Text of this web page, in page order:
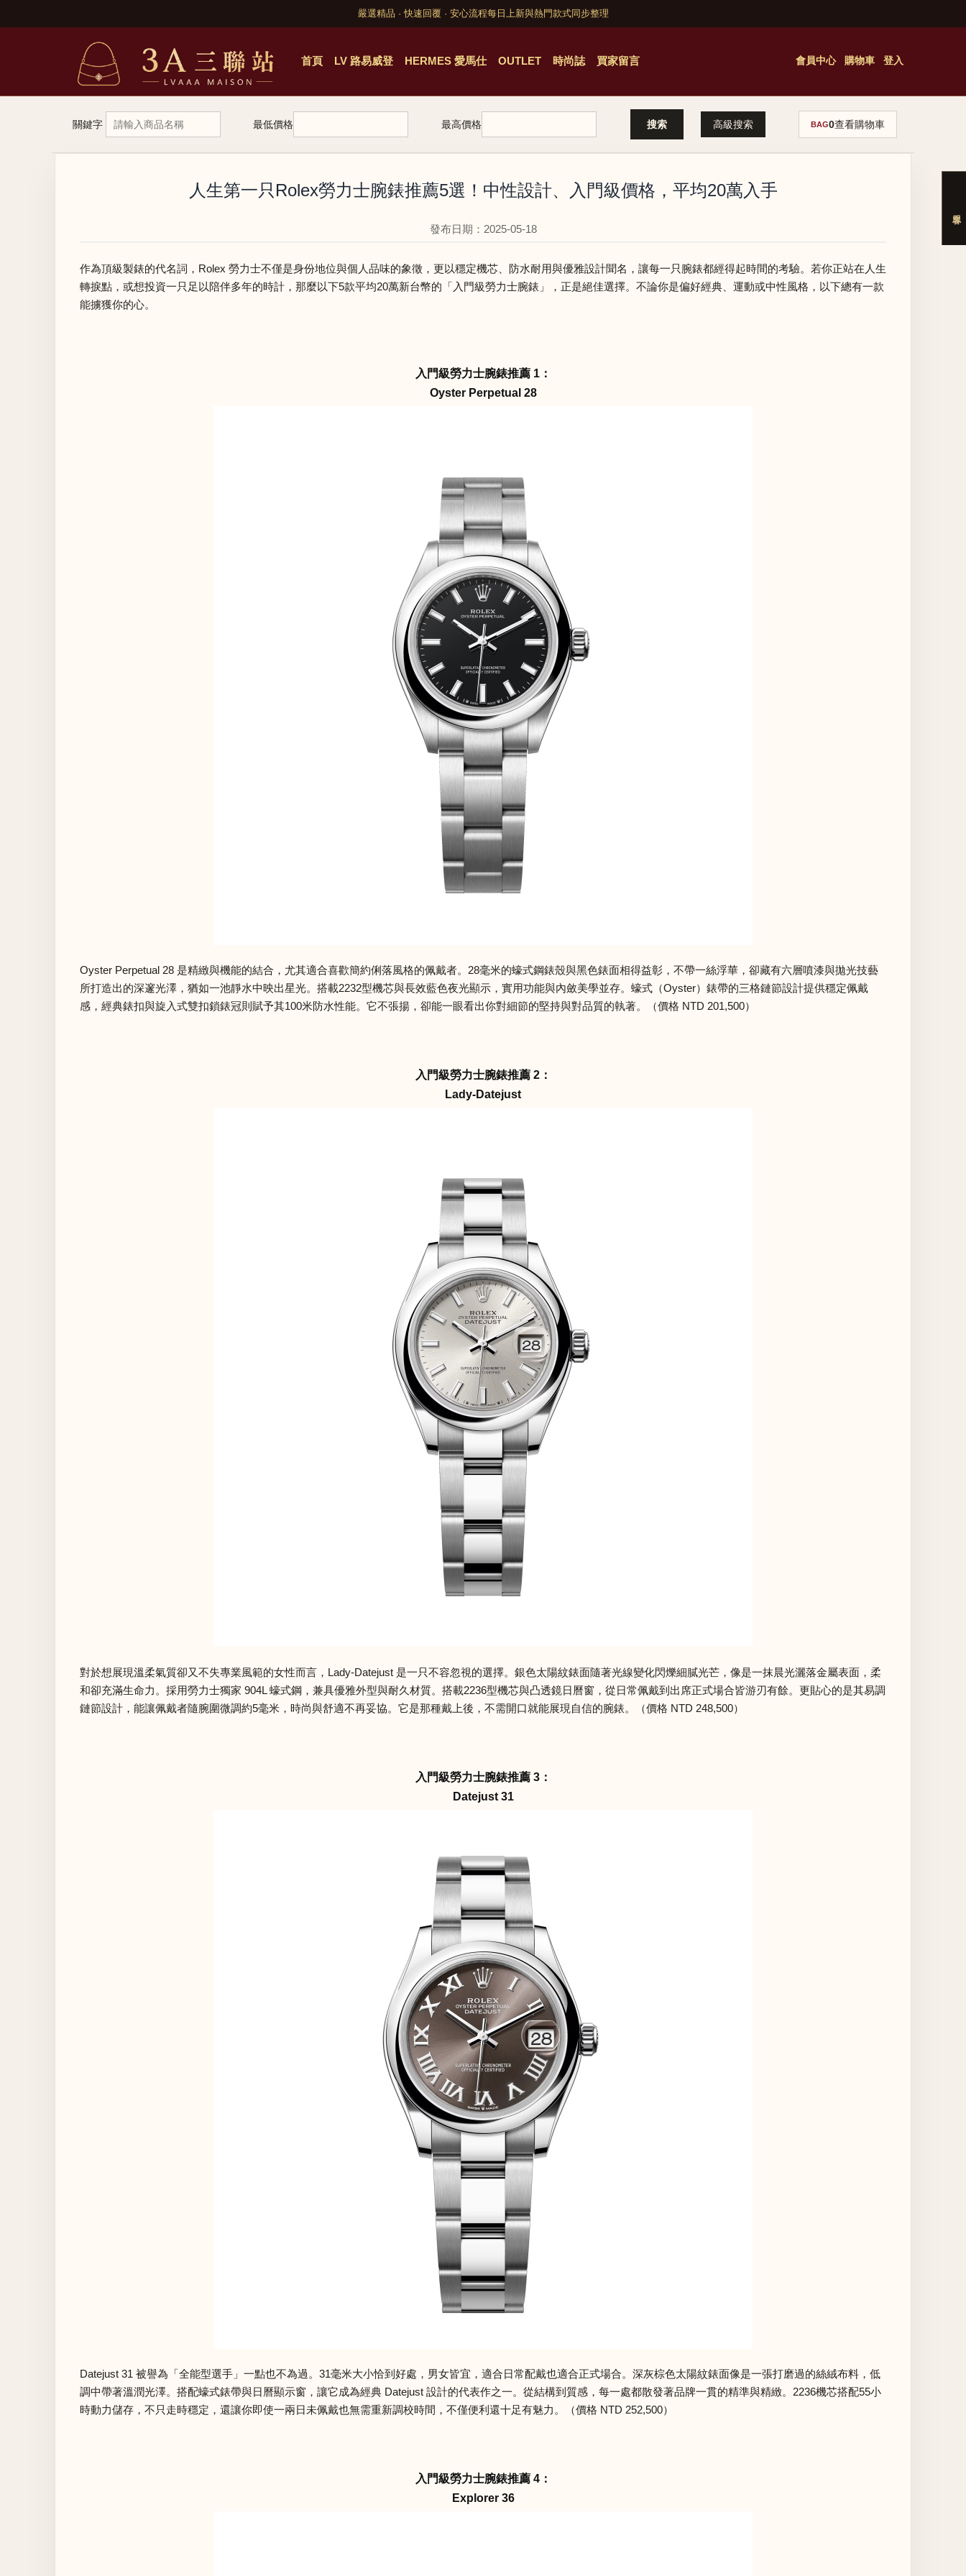
嚴選精品 · 快速回覆 · 安心流程每日上新與熱門款式同步整理
首頁 LV 路易威登 HERMES 愛馬仕 OUTLET 時尚誌 買家留言 會員中心 購物車 登入
關鍵字 最低價格 最高價格 高級搜索 BAG0查看購物車
人生第一只Rolex勞力士腕錶推薦5選！中性設計、入門級價格，平均20萬入手
發布日期：2025-05-18
作為頂級製錶的代名詞，Rolex 勞力士不僅是身份地位與個人品味的象徵，更以穩定機芯、防水耐用與優雅設計聞名，讓每一只腕錶都經得起時間的考驗。若你正站在人生
轉捩點，或想投資一只足以陪伴多年的時計，那麼以下5款平均20萬新台幣的「入門級勞力士腕錶」，正是絕佳選擇。不論你是偏好經典、運動或中性風格，以下總有一款
能擄獲你的心。
入門級勞力士腕錶推薦 1：
Oyster Perpetual 28
Oyster Perpetual 28 是精緻與機能的結合，尤其適合喜歡簡約俐落風格的佩戴者。28毫米的蠔式鋼錶殼與黑色錶面相得益彰，不帶一絲浮華，卻藏有六層噴漆與拋光技藝
所打造出的深邃光澤，猶如一池靜水中映出星光。搭載2232型機芯與長效藍色夜光顯示，實用功能與內斂美學並存。蠔式（Oyster）錶帶的三格鏈節設計提供穩定佩戴
感，經典錶扣與旋入式雙扣鎖錶冠則賦予其100米防水性能。它不張揚，卻能一眼看出你對細節的堅持與對品質的執著。（價格 NTD 201,500）
入門級勞力士腕錶推薦 2：
Lady-Datejust
對於想展現溫柔氣質卻又不失專業風範的女性而言，Lady-Datejust 是一只不容忽視的選擇。銀色太陽紋錶面隨著光線變化閃爍細膩光芒，像是一抹晨光灑落金屬表面，柔
和卻充滿生命力。採用勞力士獨家 904L 蠔式鋼，兼具優雅外型與耐久材質。搭載2236型機芯與凸透鏡日曆窗，從日常佩戴到出席正式場合皆游刃有餘。更貼心的是其易調
鏈節設計，能讓佩戴者隨腕圍微調約5毫米，時尚與舒適不再妥協。它是那種戴上後，不需開口就能展現自信的腕錶。（價格 NTD 248,500）
入門級勞力士腕錶推薦 3：
Datejust 31
Datejust 31 被譽為「全能型選手」一點也不為過。31毫米大小恰到好處，男女皆宜，適合日常配戴也適合正式場合。深灰棕色太陽紋錶面像是一張打磨過的絲絨布料，低
調中帶著溫潤光澤。搭配蠔式錶帶與日曆顯示窗，讓它成為經典 Datejust 設計的代表作之一。從結構到質感，每一處都散發著品牌一貫的精準與精緻。2236機芯搭配55小
時動力儲存，不只走時穩定，還讓你即使一兩日未佩戴也無需重新調校時間，不僅便利還十足有魅力。（價格 NTD 252,500）
入門級勞力士腕錶推薦 4：
Explorer 36